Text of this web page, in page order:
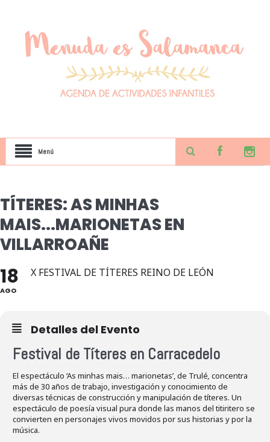
Menú
TÍTERES: AS MINHAS
MAIS...MARIONETAS EN
VILLARROAÑE
18
AGO
X FESTIVAL DE TÍTERES REINO DE LEÓN
Detalles del Evento
Festival de Títeres en Carracedelo
El espectáculo ‘As minhas mais… marionetas’, de Trulé, concentra
más de 30 años de trabajo, investigación y conocimiento de
diversas técnicas de construcción y manipulación de títeres. Un
espectáculo de poesía visual pura donde las manos del titiritero se
convierten en personajes vivos movidos por sus historias y por la
música.